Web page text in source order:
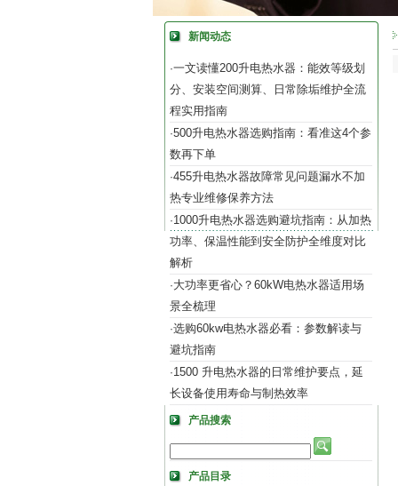
新闻动态
·一文读懂200升电热水器：能效等级划
分、安装空间测算、日常除垢维护全流
程实用指南
·500升电热水器选购指南：看准这4个参
数再下单
·455升电热水器故障常见问题漏水不加
热专业维修保养方法
·1000升电热水器选购避坑指南：从加热
功率、保温性能到安全防护全维度对比
解析
·大功率更省心？60kW电热水器适用场
景全梳理
·选购60kw电热水器必看：参数解读与
避坑指南
·1500 升电热水器的日常维护要点，延
长设备使用寿命与制热效率
产品搜索
产品目录